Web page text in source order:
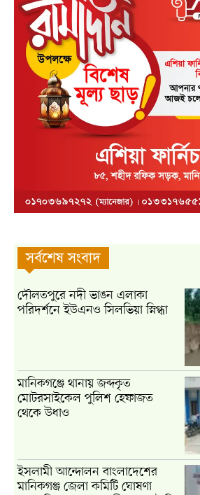
সর্বশেষ সংবাদ
দৌলতপুরে নদী ভাঙন এলাকা
পরিদর্শনে ইউএনও সিলভিয়া স্নিগ্ধা
মানিকগঞ্জে থানায় জব্দকৃত
মোটরসাইকেল পুলিশ হেফাজত
থেকে উধাও
ইসলামী আন্দোলন বাংলাদেশের
মানিকগঞ্জ জেলা কমিটি ঘোষণা